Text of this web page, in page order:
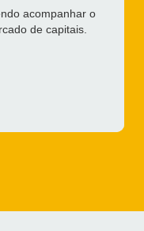
acompanhar o
de capitais.